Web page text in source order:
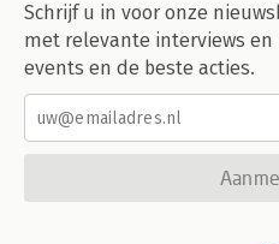
Schrijf u in voor onze
met relevante interviews en
events en de beste acties.